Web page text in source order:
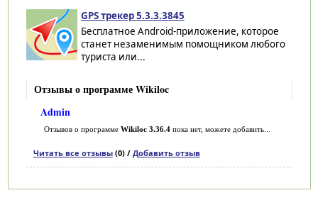
GPS трекер 5.3.3.3845
Бесплатное Android-приложение, которое
станет незаменимым помощником любого
туриста или...
Отзывы о программе Wikiloc
Admin
Отзывов о программе Wikiloc 3.36.4пока нет, можете добавить...
Читать все отзывы(0) / Добавить отзыв